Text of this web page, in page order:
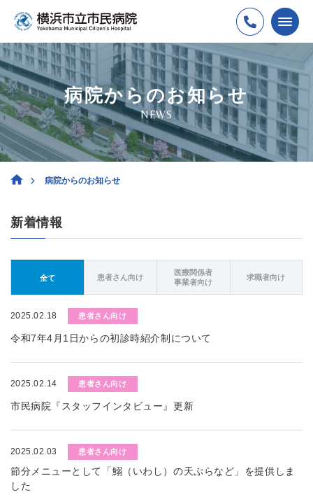
病院からのお知らせ
NEWS
病院からのお知らせ
新着情報
全て 患者さん向け
医療関係者
事業者向け
求職者向け
2025.02.18 患者さん向け
令和7年4月1日からの初診時紹介制について
2025.02.14 患者さん向け
市民病院『スタッフインタビュー』更新
2025.02.03 患者さん向け
節分メニューとして「鰯（いわし）の天ぷらなど」を提供しま
した